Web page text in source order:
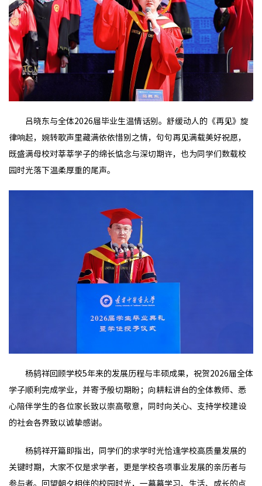
吕晓东与全体2026届毕业生温情话别。舒缓动人的《再见》旋
律响起，婉转歌声里藏满依依惜别之情，句句再见满载美好祝愿，
既盛满母校对莘莘学子的绵长惦念与深切期许，也为同学们数载校
园时光落下温柔厚重的尾声。
杨鸫祥回顾学校5年来的发展历程与丰硕成果，祝贺2026届全体
学子顺利完成学业，并寄予殷切期盼；向耕耘讲台的全体教师、悉
心陪伴学生的各位家长致以崇高敬意，同时向关心、支持学校建设
的社会各界致以诚挚感谢。
杨鸫祥开篇即指出，同学们的求学时光恰逢学校高质量发展的
关键时期，大家不仅是求学者，更是学校各项事业发展的亲历者与
参与者。回望朝夕相伴的校园时光，一幕幕学习、生活、成长的点